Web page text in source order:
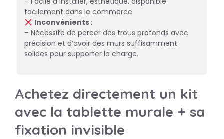
facilement dans le commerce
Inconvénients :
– Nécessite de percer des trous profonds avec
précision et d’avoir des murs suffisamment
solides pour supporter la charge.
Achetez directement un kit
avec la tablette murale + sa
fixation invisible